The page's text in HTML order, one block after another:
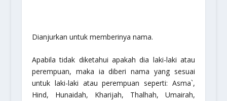
Dianjurkan untuk memberinya nama.
Apabila tidak diketahui apakah dia laki-laki atau
perempuan, maka ia diberi nama yang sesuai
untuk laki-laki atau perempuan seperti: Asma`,
Hind, Hunaidah, Kharijah, Thalhah, Umairah,